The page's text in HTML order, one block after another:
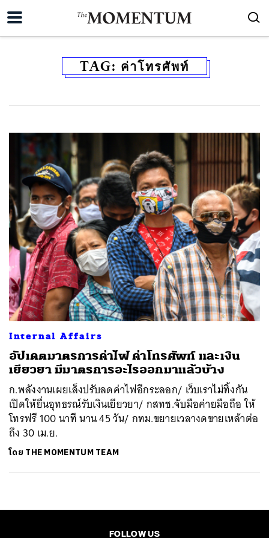
TAG: ค่าโทรศัพท์
Internal Affairs
อัปเดตมาตรการค่าไฟ ค่าโทรศัพท์ และเงิน
เยียวยา มีมาตรการอะไรออกมาแล้วบ้าง
ก.พลังงานเผยเล็งปรับลดค่าไฟอีกระลอก/ เว็บเราไม่ทิ้งกัน
เปิดให้ยื่นอุทธรณ์รับเงินเยียวยา/ กสทช.จับมือค่ายมือถือ ให้
โทรฟรี 100 นาที นาน 45 วัน/ กทม.ขยายเวลางดขายเหล้าต่อ
ถึง 30 เม.ย.
โดย THE MOMENTUM TEAM
FOLLOW US
ค้นหา
SHARE TWEET LINE EMAIL